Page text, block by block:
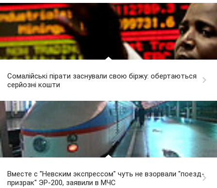
Сомалійські пірати заснували свою біржу: обертаються
серйозні кошти
Вместе с "Невским экспрессом" чуть не взорвали "поезд-
призрак" ЭР-200, заявили в МЧС